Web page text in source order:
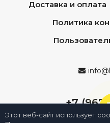
Доставка и оплата
Политика
+7
Этот веб-сайт использует